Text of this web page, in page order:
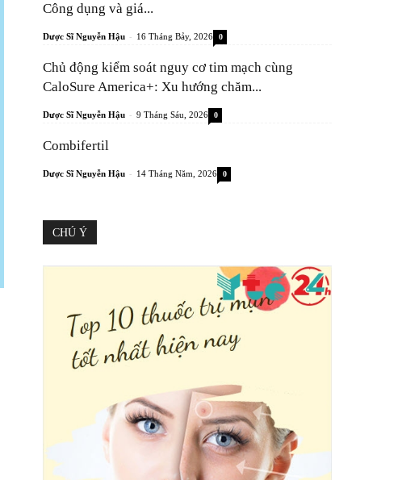
Công dụng và giá...
Dược Sĩ Nguyễn Hậu - 16 Tháng Bảy, 2026 0
Chủ động kiểm soát nguy cơ tim mạch cùng
CaloSure America+: Xu hướng chăm...
Dược Sĩ Nguyễn Hậu - 9 Tháng Sáu, 2026 0
Combifertil
Dược Sĩ Nguyễn Hậu - 14 Tháng Năm, 2026 0
CHÚ Ý